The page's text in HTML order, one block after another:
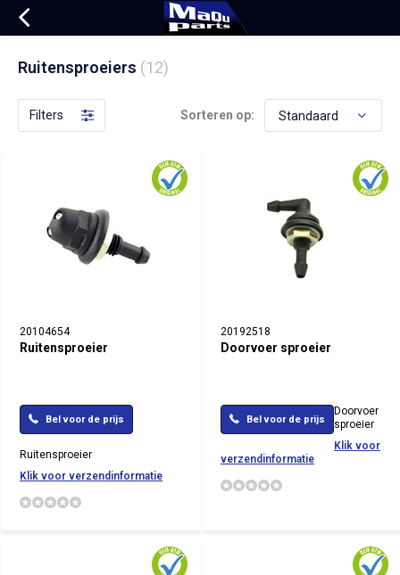
Ruitensproeiers (12)
Filters Sorteren op:
20104654
Ruitensproeier
Bel voor de prijs
Ruitensproeier
Klik voor verzendinformatie
20192518
Doorvoer sproeier
Bel voor de prijs
Doorvoer
sproeier
Klik voor
verzendinformatie